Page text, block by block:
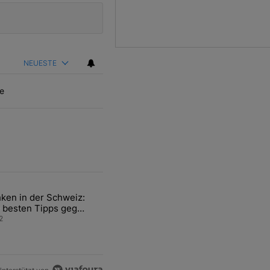
NEUESTE
Artikel der letzten 7 days.
Verkauf von WM-Anteilen" mit 2 kommentare.
mit dem Titel "Tanken in der Schweiz: Die besten Tipps gegen
in der Schweiz:
besten Tipps gegen
Sprit
2